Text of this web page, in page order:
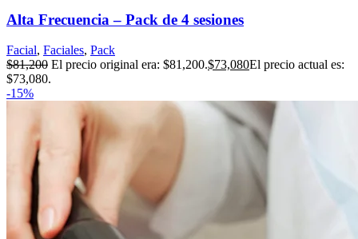
Alta Frecuencia – Pack de 4 sesiones
Facial, Faciales, Pack
$81,200 El precio original era: $81,200.$73,080El precio actual es:
$73,080.
-15%